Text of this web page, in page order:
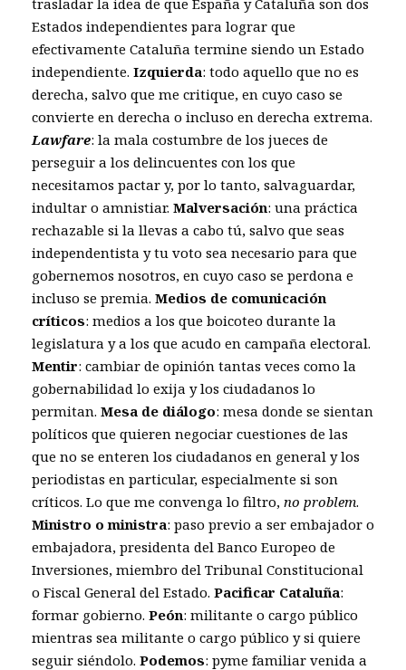
Estados independientes para lograr que
efectivamente Cataluña termine siendo un Estado
independiente. Izquierda: todo aquello que no es
derecha, salvo que me critique, en cuyo caso se
convierte en derecha o incluso en derecha extrema.
Lawfare: la mala costumbre de los jueces de
perseguir a los delincuentes con los que
necesitamos pactar y, por lo tanto, salvaguardar,
indultar o amnistiar. Malversación: una práctica
rechazable si la llevas a cabo tú, salvo que seas
independentista y tu voto sea necesario para que
gobernemos nosotros, en cuyo caso se perdona e
incluso se premia. Medios de comunicación
críticos: medios a los que boicoteo durante la
legislatura y a los que acudo en campaña electoral.
Mentir: cambiar de opinión tantas veces como la
gobernabilidad lo exija y los ciudadanos lo
permitan. Mesa de diálogo: mesa donde se sientan
políticos que quieren negociar cuestiones de las
que no se enteren los ciudadanos en general y los
periodistas en particular, especialmente si son
críticos. Lo que me convenga lo filtro, no problem.
Ministro o ministra: paso previo a ser embajador o
embajadora, presidenta del Banco Europeo de
Inversiones, miembro del Tribunal Constitucional
o Fiscal General del Estado. Pacificar Cataluña:
formar gobierno. Peón: militante o cargo público
mientras sea militante o cargo público y si quiere
seguir siéndolo. Podemos: pyme familiar venida a